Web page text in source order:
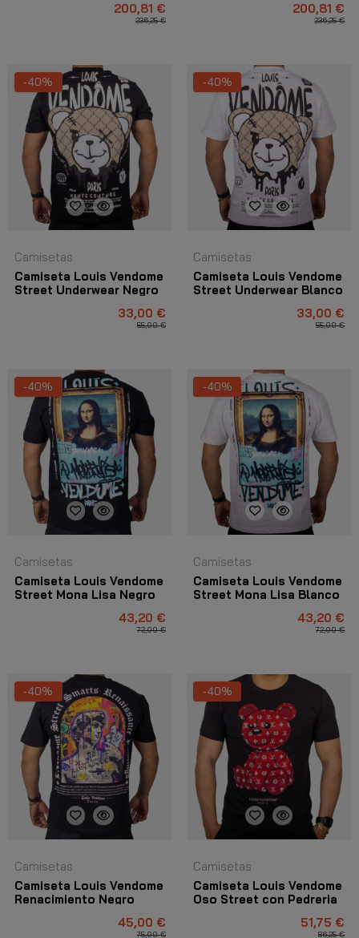
200,81 €
236,25 €
200,81 €
236,25 €
-40%
Camisetas
Camiseta Louis Vendome
Street Underwear Negro
33,00 €
55,00 €
-40%
Camisetas
Camiseta Louis Vendome
Street Underwear Blanco
33,00 €
55,00 €
-40%
Camisetas
Camiseta Louis Vendome
Street Mona Lisa Negro
43,20 €
72,00 €
-40%
Camisetas
Camiseta Louis Vendome
Street Mona Lisa Blanco
43,20 €
72,00 €
-40%
Camisetas
Camiseta Louis Vendome
Renacimiento Negro
45,00 €
75,00 €
-40%
Camisetas
Camiseta Louis Vendome
Oso Street con Pedreria
51,75 €
86,25 €